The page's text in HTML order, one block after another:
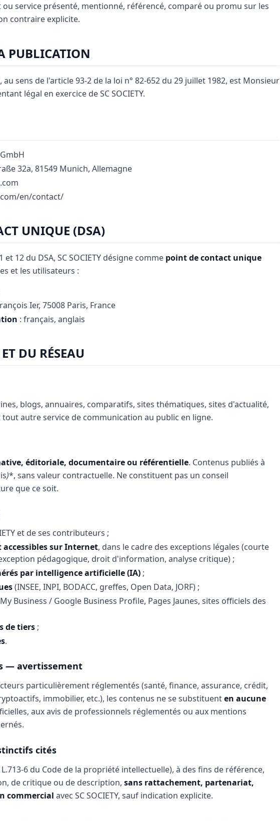
service présenté, mentionné, référencé, comparé ou promu sur les
contraire explicite.
PUBLICATION
sens de l'article 93-2 de la loi n° 82-652 du 29 juillet 1982, est Monsieur
légal en exercice de SC SOCIETY.
32a, 81549 Munich, Allemagne
en/contact/
UNIQUE (DSA)
12 du DSA, SC SOCIETY désigne comme point de contact unique
et les utilisateurs :
Ier, 75008 Paris, France
: français, anglais
DU RÉSEAU
blogs, annuaires, comparatifs, sites thématiques, sites d'actualité,
autre service de communication au public en ligne.
éditoriale, documentaire ou référentielle. Contenus publiés à
)*, sans valeur contractuelle. Ne constituent pas un conseil
que ce soit.
et de ses contributeurs ;
sur Internet, dans le cadre des exceptions légales (courte
pédagogique, droit d'information, analyse critique) ;
par intelligence artificielle (IA) ;
(INSEE, INPI, BODACC, greffes, Open Data, JORF) ;
Business / Google Business Profile, Pages Jaunes, sites officiels des
de tiers ;
.
— avertissement
particulièrement réglementés (santé, finance, assurance, crédit,
immobilier, etc.), les contenus ne se substituenten aucune
aux avis de professionnels réglementés ou aux mentions
cités
6 du Code de la propriété intellectuelle), à des fins de référence,
de critique ou de description, sans rattachement, partenariat,
commercial avec SC SOCIETY, sauf indication explicite.